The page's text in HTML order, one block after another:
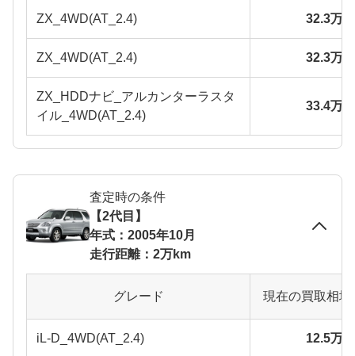
ZX_4WD(AT_2.4) 32.3万
ZX_4WD(AT_2.4) 32.3万
ZX_HDDナビ_アルカンターラスタ
イル_4WD(AT_2.4)
33.4万
査定時の条件
【2代目】
年式：2005年10月
走行距離：2万km
グレード 現在の買取相
iL-D_4WD(AT_2.4) 12.5万